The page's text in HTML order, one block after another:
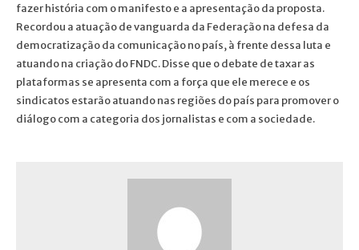
fazer história com o manifesto e a apresentação da proposta.
Recordou a atuação de vanguarda da Federação na defesa da
democratização da comunicação no país, à frente dessa luta e
atuando na criação do FNDC. Disse que o debate de taxar as
plataformas se apresenta com a força que ele merece e os
sindicatos estarão atuando nas regiões do país para promover o
diálogo com a categoria dos jornalistas e com a sociedade.